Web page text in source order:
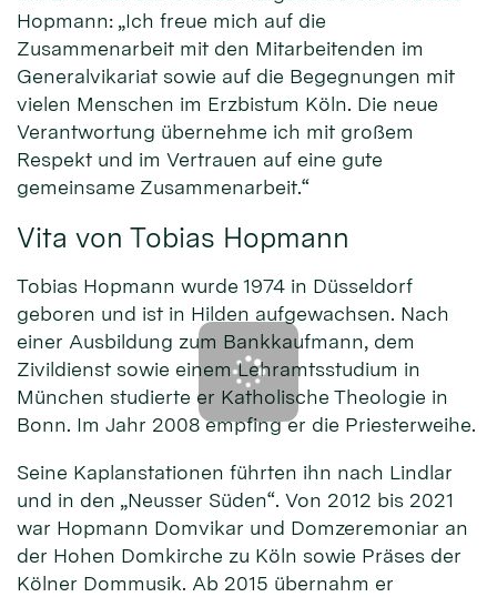
Hopmann: „Ich freue mich auf die
Zusammenarbeit mit den Mitarbeitenden im
Generalvikariat sowie auf die Begegnungen mit
vielen Menschen im Erzbistum Köln. Die neue
Verantwortung übernehme ich mit großem
Respekt und im Vertrauen auf eine gute
gemeinsame Zusammenarbeit.“
Vita von Tobias Hopmann
Tobias Hopmann wurde 1974 in Düsseldorf
geboren und ist in Hilden aufgewachsen. Nach
einer Ausbildung zum Bankkaufmann, dem
Zivildienst sowie einem Lehramtsstudium in
München studierte er Katholische Theologie in
Bonn. Im Jahr 2008 empfing er die Priesterweihe.
Seine Kaplanstationen führten ihn nach Lindlar
und in den „Neusser Süden“. Von 2012 bis 2021
war Hopmann Domvikar und Domzeremoniar an
der Hohen Domkirche zu Köln sowie Präses der
Kölner Dommusik. Ab 2015 übernahm er